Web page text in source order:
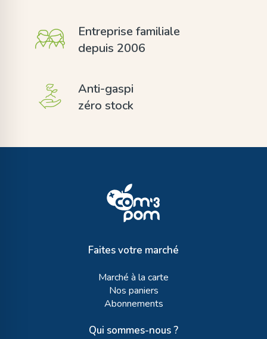
Entreprise familiale
depuis 2006
Anti-gaspi
zéro stock
Faites votre marché
Marché à la carte
Nos paniers
Abonnements
Qui sommes-nous ?